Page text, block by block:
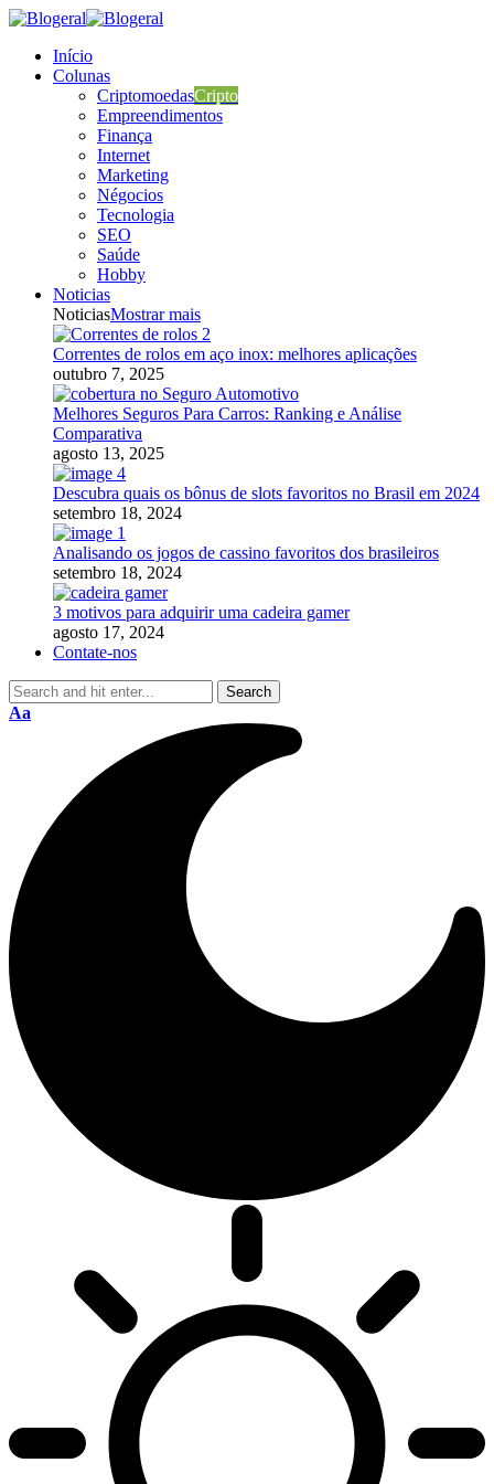
Início
Colunas
CriptomoedasCripto
Empreendimentos
Finança
Internet
Marketing
Négocios
Tecnologia
SEO
Saúde
Hobby
Noticias
NoticiasMostrar mais
Correntes de rolos em aço inox: melhores aplicações
outubro 7, 2025
Melhores Seguros Para Carros: Ranking e Análise
Comparativa
agosto 13, 2025
Descubra quais os bônus de slots favoritos no Brasil em 2024
setembro 18, 2024
Analisando os jogos de cassino favoritos dos brasileiros
setembro 18, 2024
3 motivos para adquirir uma cadeira gamer
agosto 17, 2024
Contate-nos
Aa